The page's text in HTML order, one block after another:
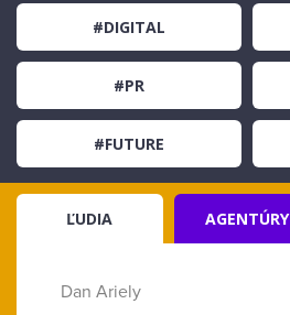
#DIGITAL
#PR
#FUTURE
ĽUDIA AGENTÚRY
Dan Ariely